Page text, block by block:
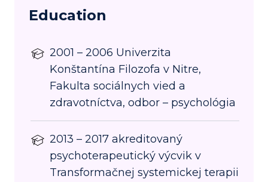
Education
2001 – 2006 Univerzita
Konštantína Filozofa v Nitre,
Fakulta sociálnych vied a
zdravotníctva, odbor – psychológia
2013 – 2017 akreditovaný
psychoterapeutický výcvik v
Transformačnej systemickej terapii